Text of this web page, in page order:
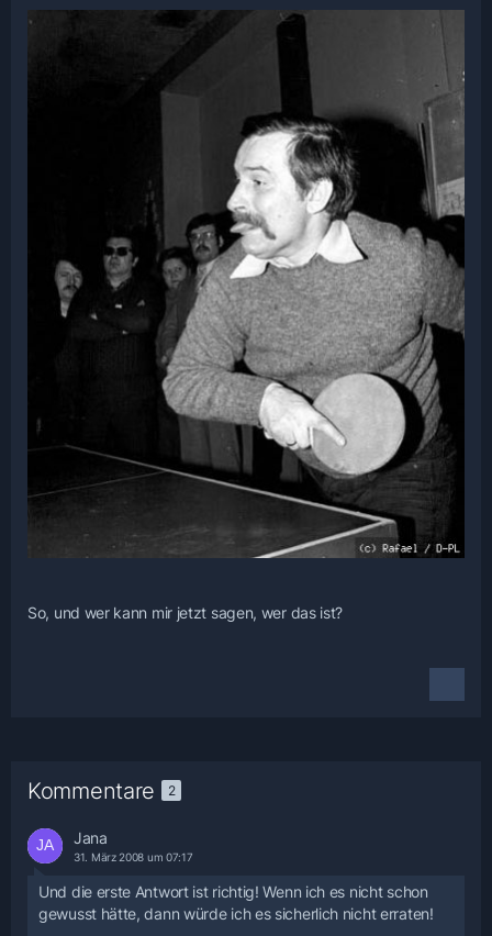
So, und wer kann mir jetzt sagen, wer das ist?
Kommentare 2
Jana
31. März 2008 um 07:17
Und die erste Antwort ist richtig! Wenn ich es nicht schon
gewusst hätte, dann würde ich es sicherlich nicht erraten!